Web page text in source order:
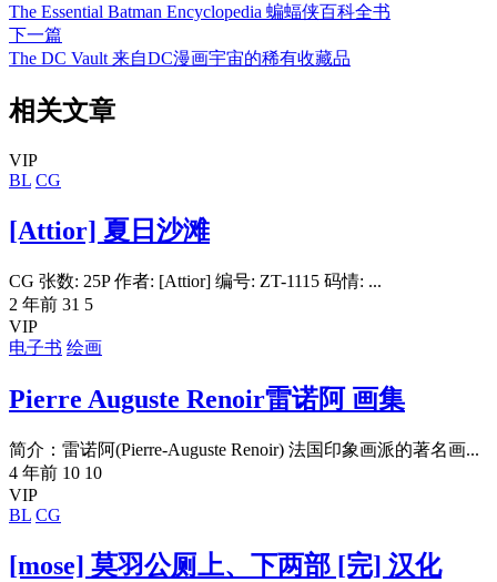
The Essential Batman Encyclopedia 蝙蝠侠百科全书
下一篇
The DC Vault 来自DC漫画宇宙的稀有收藏品
相关文章
VIP
BL CG
[Attior] 夏日沙滩
CG 张数: 25P 作者: [Attior] 编号: ZT-1115 码情: ...
2 年前 31 5
VIP
电子书 绘画
Pierre Auguste Renoir雷诺阿 画集
简介：雷诺阿(Pierre-Auguste Renoir) 法国印象画派的著名画...
4 年前 10 10
VIP
BL CG
[mose] 莫羽公厕上、下两部 [完] 汉化